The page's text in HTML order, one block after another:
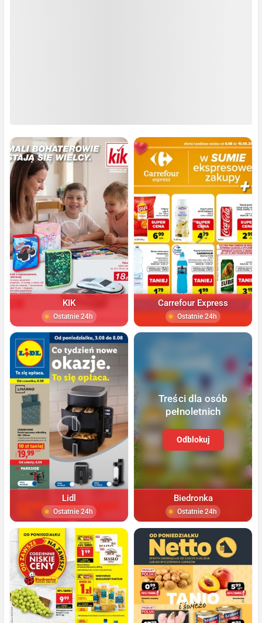
KIK
Ostatnie 24h
Carrefour Express
Ostatnie 24h
Lidl
Ostatnie 24h
Treści dla osób
pełnoletnich
Odblokuj
Biedronka
Ostatnie 24h